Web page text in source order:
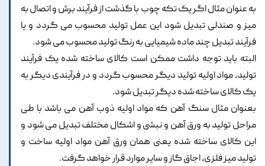
به عنوان مثال اگر یک تکه چوب با گذشت از فرآیند برش و اتصال به
میز و صندلی تبدیل شود این عمل تولید محسوب می گردد و یا
فرآیند تبدیل چند ماده شیمیایی به رنگ تولید محسوب می شود.
البته باید توجه داشت ممکن است کالای ساخته شده یک فرآیند
تولید، مواد اولیه تولید دیگر محسوب گردد و در فرآیندی دیگر به
یک کالای ساخته شده دیگر تبدیل شود.
بعنوان مثال سنگ آهن که مواد اولیه ذوب آهن می باشد با طی
مراحل تولید به ورق آهن و نبشی و اشکال مختلف تبدیل می شود و
این کالای ساخته شده یعنی همان ورق آهن مواد اولیه ساخت و
تولید میز فلزی، اجاق گاز و سایر موارد قرار خواهد گرفت.